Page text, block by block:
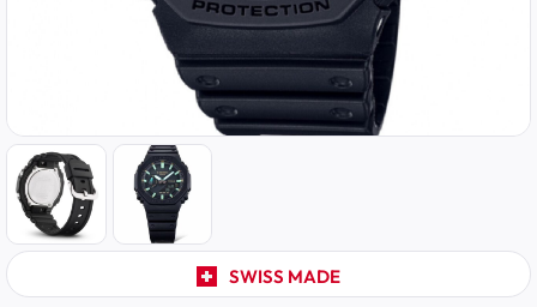
SWISS MADE